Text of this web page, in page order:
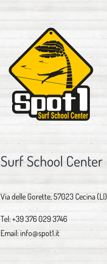
Surf School Center
Via delle Gorette, 57023 Cecina (LI)
Tel:+39 376 029 3746
Email: info@spot1.it